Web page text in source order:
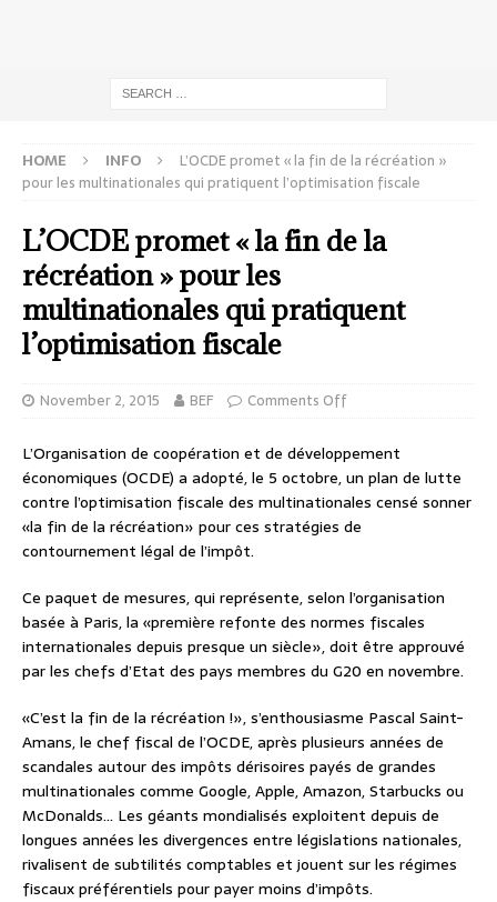
HOME INFO
L’OCDE promet « la fin de la récréation »
pour les multinationales qui pratiquent l’optimisation fiscale
L’OCDE promet « la fin de la
récréation » pour les
multinationales qui pratiquent
l’optimisation fiscale
November 2, 2015 BEF Comments Off
L’Organisation de coopération et de développement
économiques (OCDE) a adopté, le 5 octobre, un plan de lutte
contre l’optimisation fiscale des multinationales censé sonner
«la fin de la récréation» pour ces stratégies de
contournement légal de l’impôt.
Ce paquet de mesures, qui représente, selon l’organisation
basée à Paris, la «première refonte des normes fiscales
internationales depuis presque un siècle», doit être approuvé
par les chefs d’Etat des pays membres du G20 en novembre.
«C’est la fin de la récréation !», s’enthousiasme Pascal Saint-
Amans, le chef fiscal de l’OCDE, après plusieurs années de
scandales autour des impôts dérisoires payés de grandes
multinationales comme Google, Apple, Amazon, Starbucks ou
McDonalds… Les géants mondialisés exploitent depuis de
longues années les divergences entre législations nationales,
rivalisent de subtilités comptables et jouent sur les régimes
fiscaux préférentiels pour payer moins d’impôts.